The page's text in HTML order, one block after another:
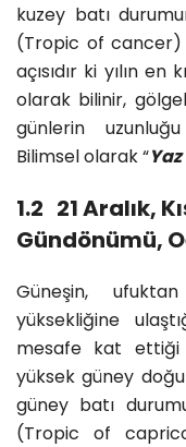
kuzey batı
(Tropic of cancer)
açısıdır ki yılın
olarak bilinir,
günlerin
Bilimsel olarak “
1.2 21 Aralık,
Gündönümü,
Güneşin,
yüksekliğine
mesafe kat ettiği
yüksek güney
güney batı
(Tropic of